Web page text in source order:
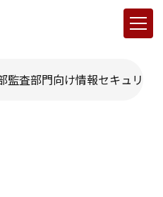
監査部門向け情報セキュリ